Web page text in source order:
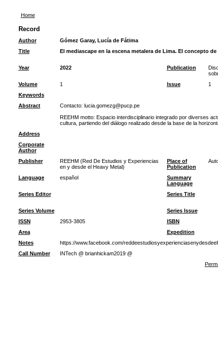
Home
Record
Author
Gómez Garay, Lucía de Fátima
Title
El mediascape en la escena metalera de Lima. El concepto
Year 2022 Publication
Volume
1 Issue
1
Keywords
Abstract
Contacto: lucia.gomezg@pucp.pe
REEHM motto: Espacio interdisciplinario integrado por diverses
cultura, partiendo del diálogo realizado desde la base de la
Address
Corporate
Author
Publisher
REEHM (Red De Estudios y Experiencias
en y desde el Heavy Metal)
Place of
Publication
Language español
Summary
Language
Series Editor
Series Title
Series Volume
Series Issue
ISSN
2953-3805
ISBN
Area
Expedition
Notes
https://www.facebook.com/
Call Number
INTech @ brianhickam2019 @